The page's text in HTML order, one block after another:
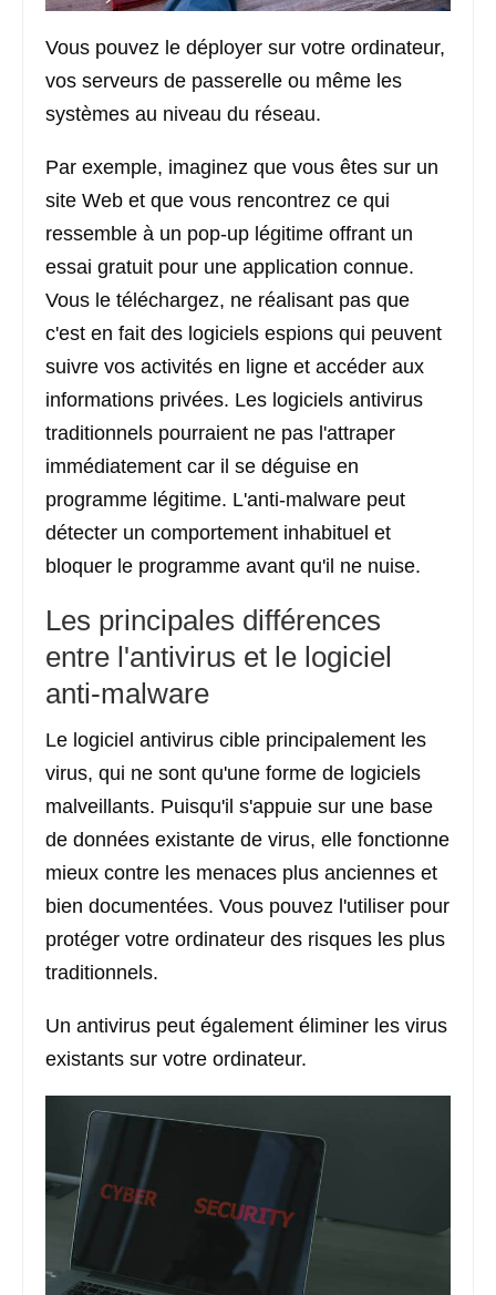
Vous pouvez le déployer sur votre ordinateur,
vos serveurs de passerelle ou même les
systèmes au niveau du réseau.
Par exemple, imaginez que vous êtes sur un
site Web et que vous rencontrez ce qui
ressemble à un pop-up légitime offrant un
essai gratuit pour une application connue.
Vous le téléchargez, ne réalisant pas que
c'est en fait des logiciels espions qui peuvent
suivre vos activités en ligne et accéder aux
informations privées. Les logiciels antivirus
traditionnels pourraient ne pas l'attraper
immédiatement car il se déguise en
programme légitime. L'anti-malware peut
détecter un comportement inhabituel et
bloquer le programme avant qu'il ne nuise.
Les principales différences
entre l'antivirus et le logiciel
anti-malware
Le logiciel antivirus cible principalement les
virus, qui ne sont qu'une forme de logiciels
malveillants. Puisqu'il s'appuie sur une base
de données existante de virus, elle fonctionne
mieux contre les menaces plus anciennes et
bien documentées. Vous pouvez l'utiliser pour
protéger votre ordinateur des risques les plus
traditionnels.
Un antivirus peut également éliminer les virus
existants sur votre ordinateur.